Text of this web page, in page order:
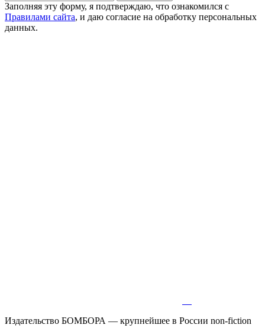
Заполняя эту форму, я подтверждаю, что ознакомился с
Правилами сайта, и даю согласие на обработку персональных
данных.
Издательство БОМБОРА — крупнейшее в России non-fiction